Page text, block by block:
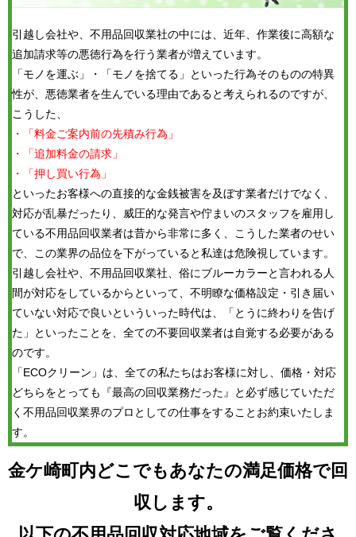
引越し会社や、不用品回収業社の中には、近年、作業後に高額な
追加請求等の悪徳行為を行う業者が増えています。
「モノを運ぶ」・「モノを捨てる」といった行為そのものの特異
性が、悪徳業者を生んでいる理由であると考えられるのですが、
こうした、
・「料金ご案内前の先積み行為」
・「追加料金の請求」
・「押し買い行為」
といったお客様への直接的な金銭被害を及ぼす業者だけでなく、
対応が乱暴だったり、威圧的な発言や佇まいのスタッフを雇用し
ている不用品回収業者は昔から非常に多く、こうした業者のせい
で、この業界の品位を下がっていると私達は危険視しています。
引越し会社や、不用品回収業社、俗にブルーカラーと言われる人
間が対応をしているからといって、不明瞭な価格設定・引き届い
ていない対応で良いといういった時代は、「とうに終わりを告げ
た」といったことを、全ての不要回収業者は自覚する必要がある
のです。
「ECOクリーン」は、全ての私たちはお客様に対し、価格・対応
どちらをとっても『最高の回収業務だった』と必ず感じていただ
く不用品回収業界のプロとしての仕事をすることお約束いたしま
す。
金ケ崎町内どこでもあなたの満足価格で回
収します。